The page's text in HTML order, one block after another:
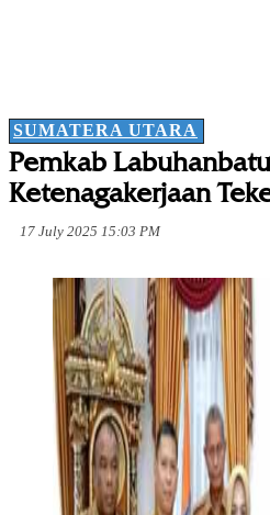
SUMATERA UTARA
Pemkab
Ketenagakerjaan
17 July 2025 15:03 PM